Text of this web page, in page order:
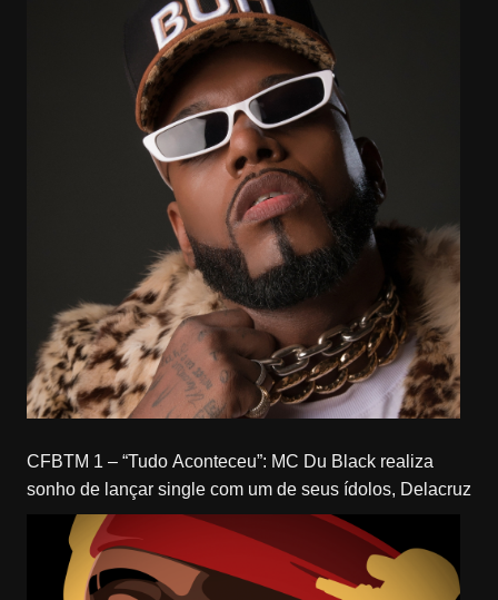
CFBTM 1 – “Tudo Aconteceu”: MC Du Black realiza
sonho de lançar single com um de seus ídolos, Delacruz